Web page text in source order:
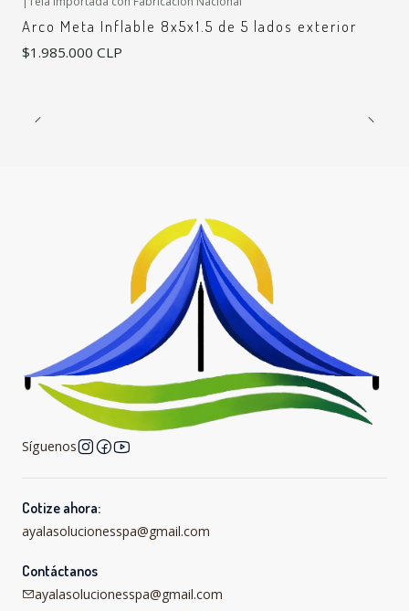
Arco Meta Inflable 8x5x1.5 de 5 lados exterior
$1.985.000 CLP
Síguenos
Cotize ahora:
ayalasolucionesspa@gmail.com
Contáctanos
ayalasolucionesspa@gmail.com